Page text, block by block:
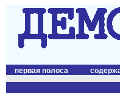
первая полоса